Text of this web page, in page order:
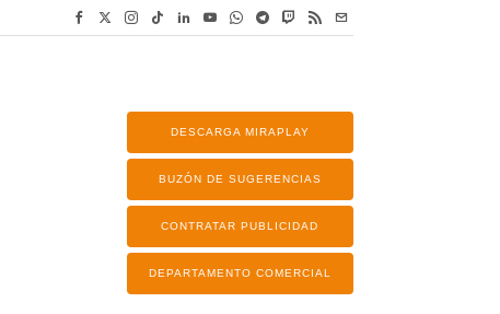
DESCARGA MIRAPLAY
BUZÓN DE SUGERENCIAS
CONTRATAR PUBLICIDAD
DEPARTAMENTO COMERCIAL